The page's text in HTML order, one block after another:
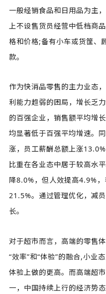
一般经销食品和日用品为主
上不设售货员经营中低档商
格和价格;备有小车或货筐、
款。
作为快消品零售的主力业态
利能力趋弱的困局，增长乏
的百强企业，销售额平均增
均显著低于百强平均增速。
涨，员工薪酬总额上涨
比重在各业态中居于较高水
降8.0%，但人效提高4.9%
21.5%。通过管理优化，减
长。
对于超市而言，高端的零售
“效率”和“体验”的融合,小业
体验上做的更高。而高端超
一，中国持续上行的经济势